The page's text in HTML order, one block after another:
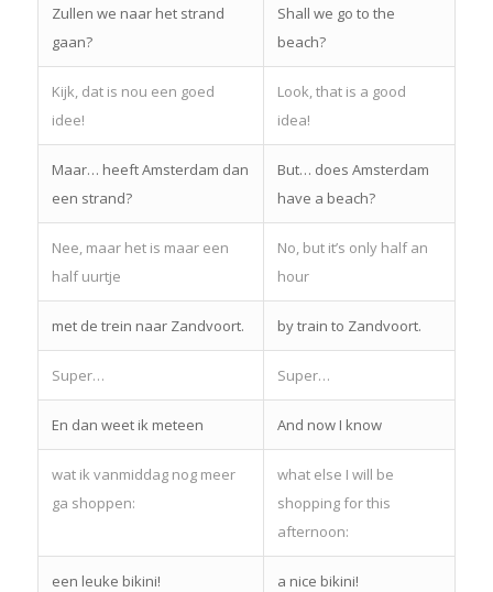
Zullen we naar het strand
gaan?
Shall we go to the
beach?
Kijk, dat is nou een goed
idee!
Look, that is a good
idea!
Maar… heeft Amsterdam dan
een strand?
But… does Amsterdam
have a beach?
Nee, maar het is maar een
half uurtje
No, but it’s only half an
hour
met de trein naar Zandvoort. by train to Zandvoort.
Super… Super…
En dan weet ik meteen And now I know
wat ik vanmiddag nog meer
ga shoppen:
what else I will be
shopping for this
afternoon:
een leuke bikini! a nice bikini!